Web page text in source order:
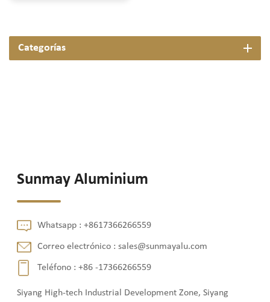
Categorías
Sunmay Aluminium
Whatsapp :+8617366266559
Correo electrónico :sales@sunmayalu.com
Teléfono :+86 -17366266559
Siyang High-tech Industrial Development Zone, Siyang